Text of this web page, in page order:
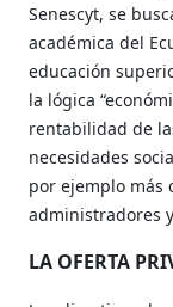
Senescyt, se
académica del
educación
la lógica
rentabilidad de
necesidades
por ejemplo más
administradores
LA OFERTA